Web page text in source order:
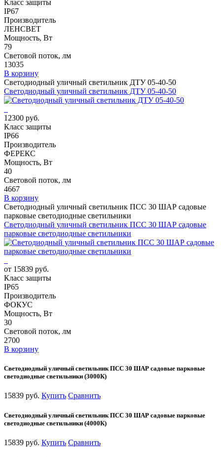
Класс защиты
IP67
Производитель
ЛЕНСВЕТ
Мощность, Вт
79
Световой поток, лм
13035
В корзину
Светодиодный уличный светильник ДТУ 05-40-50
Светодиодный уличный светильник ДТУ 05-40-50
12300 руб.
Класс защиты
IP66
Производитель
ФЕРЕКС
Мощность, Вт
40
Световой поток, лм
4667
В корзину
Светодиодный уличный светильник ПСС 30 ШАР садовые
парковые светодиодные светильники
Светодиодный уличный светильник ПСС 30 ШАР садовые
парковые светодиодные светильники
от 15839 руб.
Класс защиты
IP65
Производитель
ФОКУС
Мощность, Вт
30
Световой поток, лм
2700
В корзину
Светодиодный уличный светильник ПСС 30 ШАР садовые парковые
светодиодные светильники (3000К)
15839 руб. Купить Сравнить
Светодиодный уличный светильник ПСС 30 ШАР садовые парковые
светодиодные светильники (4000К)
15839 руб. Купить Сравнить